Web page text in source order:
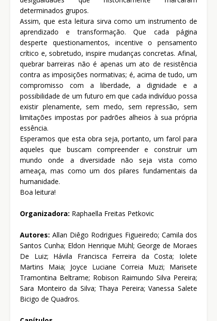
determinados grupos.
Assim, que esta leitura sirva como um instrumento de
aprendizado e transformação. Que cada página
desperte questionamentos, incentive o pensamento
crítico e, sobretudo, inspire mudanças concretas. Afinal,
quebrar barreiras não é apenas um ato de resistência
contra as imposições normativas; é, acima de tudo, um
compromisso com a liberdade, a dignidade e a
possibilidade de um futuro em que cada indivíduo possa
existir plenamente, sem medo, sem repressão, sem
limitações impostas por padrões alheios à sua própria
essência.
Esperamos que esta obra seja, portanto, um farol para
aqueles que buscam compreender e construir um
mundo onde a diversidade não seja vista como
ameaça, mas como um dos pilares fundamentais da
humanidade.
Boa leitura!
Organizadora: Raphaella Freitas Petkovic
Autores: Allan Diêgo Rodrigues Figueiredo; Camila dos
Santos Cunha; Eldon Henrique Mühl; George de Moraes
De Luiz; Hávila Francisca Ferreira da Costa; Iolete
Martins Maia; Joyce Luciane Correia Muzi; Marisete
Tramontina Beltrame; Robison Raimundo Silva Pereira;
Sara Monteiro da Silva; Thaya Pereira; Vanessa Salete
Bicigo de Quadros.